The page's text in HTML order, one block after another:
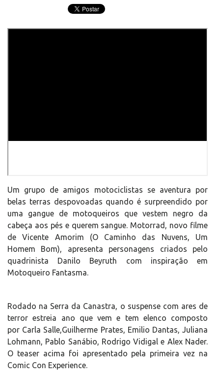
Um grupo de amigos motociclistas se aventura por
belas terras despovoadas quando é surpreendido por
uma gangue de motoqueiros que vestem negro da
cabeça aos pés e querem sangue. Motorrad, novo filme
de Vicente Amorim (O Caminho das Nuvens, Um
Homem Bom), apresenta personagens criados pelo
quadrinista Danilo Beyruth com inspiração em
Motoqueiro Fantasma.
Rodado na Serra da Canastra, o suspense com ares de
terror estreia ano que vem e tem elenco composto
por Carla Salle,Guilherme Prates, Emilio Dantas, Juliana
Lohmann, Pablo Sanábio, Rodrigo Vidigal e Alex Nader.
O teaser acima foi apresentado pela primeira vez na
Comic Con Experience.